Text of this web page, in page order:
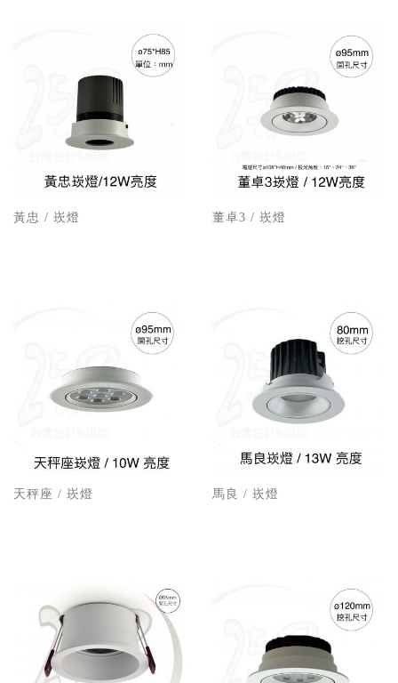
黃忠 / 崁燈 董卓3 / 崁燈
天秤座 / 崁燈 馬良 / 崁燈